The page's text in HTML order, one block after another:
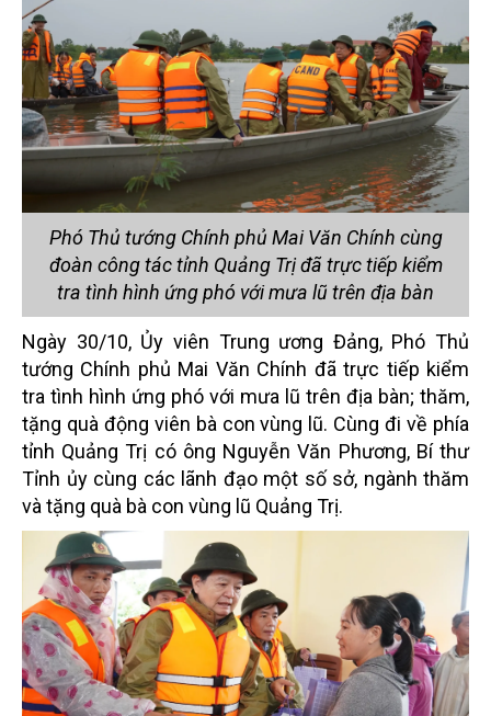
Phó Thủ tướng Chính phủ Mai Văn Chính cùng
đoàn công tác tỉnh Quảng Trị đã trực tiếp kiểm
tra tình hình ứng phó với mưa lũ trên địa bàn
Ngày 30/10, Ủy viên Trung ương Đảng, Phó Thủ
tướng Chính phủ Mai Văn Chính đã trực tiếp kiểm
tra tình hình ứng phó với mưa lũ trên địa bàn; thăm,
tặng quà động viên bà con vùng lũ. Cùng đi về phía
tỉnh Quảng Trị có ông Nguyễn Văn Phương, Bí thư
Tỉnh ủy cùng các lãnh đạo một số sở, ngành thăm
và tặng quà bà con vùng lũ Quảng Trị.